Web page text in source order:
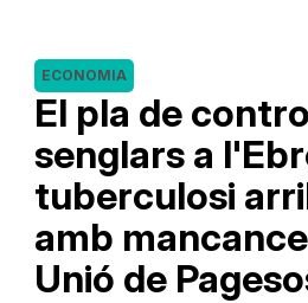
El pla de
senglars a
tuberculosi
amb
Unió de
ECONOMIA